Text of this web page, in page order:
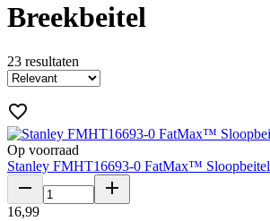
Breekbeitel
23 resultaten
Op voorraad
Stanley FMHT16693-0 FatMax™ Sloopbeitel
16,99